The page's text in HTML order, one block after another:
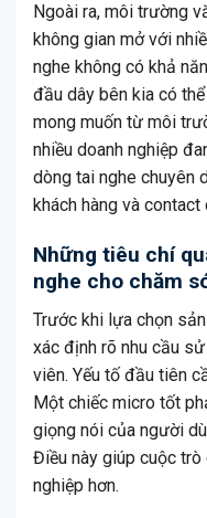
Ngoài ra, môi trường
không gian mở với
nghe không có khả
đầu dây bên kia có
mong muốn từ môi
nhiều doanh nghiệp
dòng tai nghe chuyên
khách hàng và contact
Những tiêu chí
nghe cho chăm
Trước khi lựa chọn
xác định rõ nhu cầu
viên. Yếu tố đầu tiên
Một chiếc micro tốt
giọng nói của người
Điều này giúp cuộc trò
nghiệp hơn.